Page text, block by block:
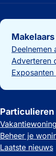
Belangrijke links
Deelnemen
Adverteren
Particulieren
Beheer je
Laatste nieuws